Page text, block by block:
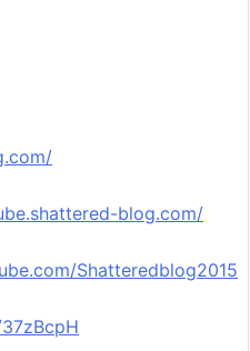
blog.com/
Shatteredblog2015